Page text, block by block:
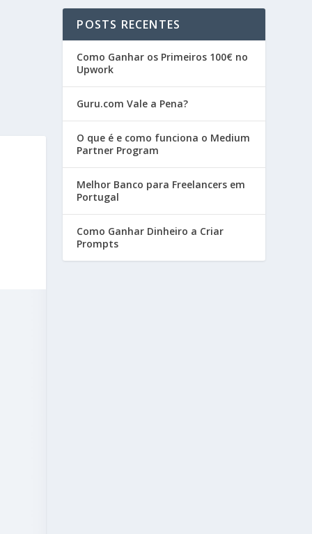
POSTS RECENTES
Como Ganhar os Primeiros 100€ no
Upwork
Guru.com Vale a Pena?
O que é e como funciona o Medium
Partner Program
Melhor Banco para Freelancers em
Portugal
Como Ganhar Dinheiro a Criar
Prompts